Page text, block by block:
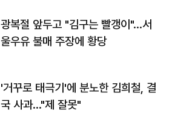
광복절 앞두고 "김구는 빨갱이"…서
울우유 불매 주장에 황당
'거꾸로 태극기'에 분노한 김희철, 결
국 사과…"제 잘못"